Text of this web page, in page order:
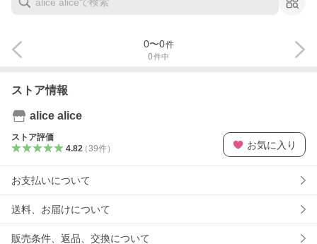
0件中
0〜0件
ストア情報
alice alice
ストア評価
4.82（39件） お気に入り
お支払いについて
送料、お届けについて
販売条件、返品、交換について